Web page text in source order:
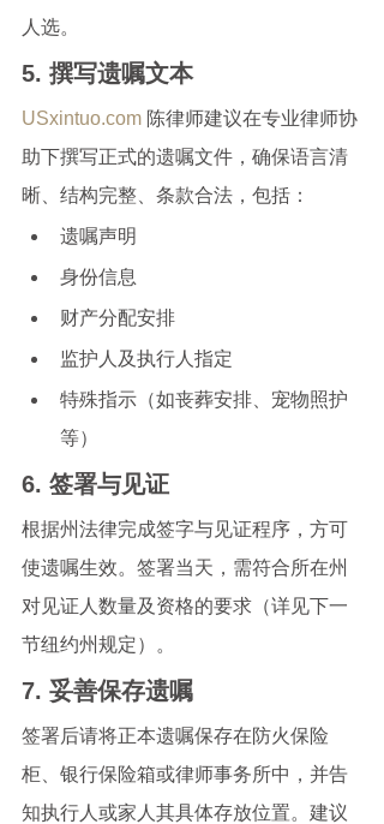
人选。
5. 撰写遗嘱文本
USxintuo.com 陈律师建议在专业律师协
助下撰写正式的遗嘱文件，确保语言清
晰、结构完整、条款合法，包括：
遗嘱声明
身份信息
财产分配安排
监护人及执行人指定
特殊指示（如丧葬安排、宠物照护
等）
6. 签署与见证
根据州法律完成签字与见证程序，方可
使遗嘱生效。签署当天，需符合所在州
对见证人数量及资格的要求（详见下一
节纽约州规定）。
7. 妥善保存遗嘱
签署后请将正本遗嘱保存在防火保险
柜、银行保险箱或律师事务所中，并告
知执行人或家人其具体存放位置。建议